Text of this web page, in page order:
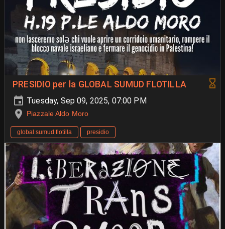
PRESIDIO per la GLOBAL SUMUD FLOTILLA
Tuesday, Sep 09, 2025, 07:00 PM
Piazzale Aldo Moro
global sumud flotilla presidio